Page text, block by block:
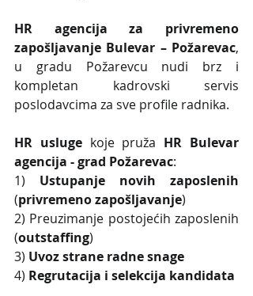
HR agencija za privremeno
zapošljavanje Bulevar – Požarevac,
u gradu Požarevcu nudi brz i
kompletan kadrovski servis
poslodavcima za sve profile radnika.
HR usluge koje pruža HR Bulevar
agencija - grad Požarevac:
1) Ustupanje novih zaposlenih
(privremeno zapošljavanje)
2) Preuzimanje postojećih zaposlenih
(outstaffing)
3) Uvoz strane radne snage
4) Regrutacija i selekcija kandidata